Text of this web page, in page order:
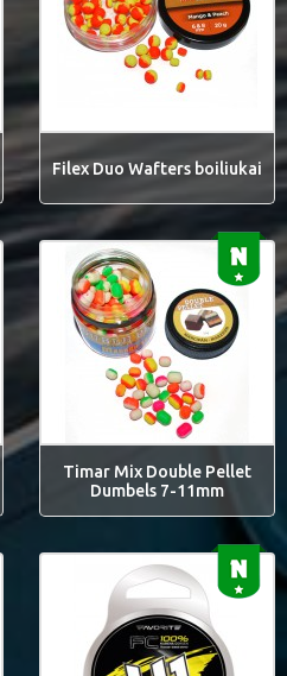
Filex Duo Wafters boiliukai
Timar Mix Double Pellet
Dumbels 7-11mm